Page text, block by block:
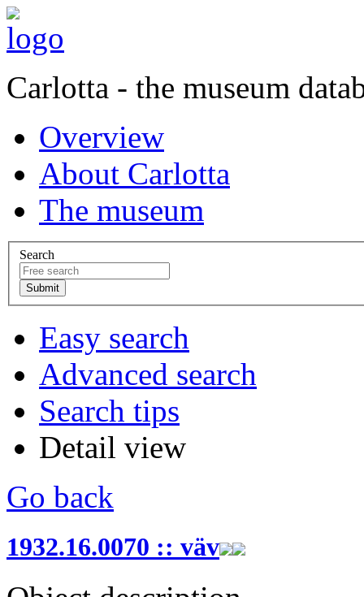
Carlotta - the museum
Overview
About Carlotta
The museum
Search
Easy search
Advanced search
Search tips
Detail view
Go back
1932.16.0070 :: väv